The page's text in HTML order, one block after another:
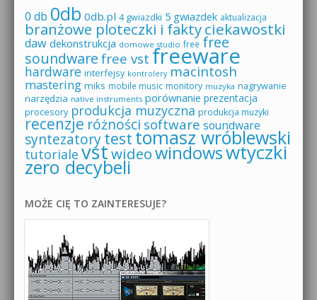
0 db 0db 0db.pl 4 gwiazdki 5 gwiazdek aktualizacja
branżowe ploteczki i faktyciekawostki
daw dekonstrukcja domowe studio free free
soundware free vst freeware
hardware interfejsy kontrolery macintosh
mastering miks mobile music monitory muzyka nagrywanie
narzędzia native instruments porównanie prezentacja
procesory produkcja muzyczna produkcja muzyki
recenzje różności software soundware
syntezatorytesttomasz wróblewski
tutoriale vstwideowindowswtyczki
zero decybeli
MOŻE CIĘ TO ZAINTERESUJE?